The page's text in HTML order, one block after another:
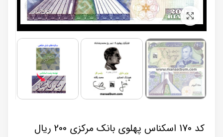
برای بزرگنمایی کلیک کنید
کد 170 اسکناس پهلوی بانک مرکزی 200 ریال